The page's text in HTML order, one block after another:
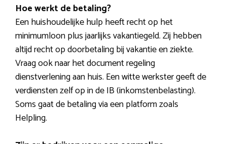
Hoe werkt de betaling?
Een huishoudelijke hulp heeft recht op het
minimumloon plus jaarlijks vakantiegeld. Zij hebben
altijd recht op doorbetaling bij vakantie en ziekte.
Vraag ook naar het document regeling
dienstverlening aan huis. Een witte werkster geeft de
verdiensten zelf op in de IB (inkomstenbelasting).
Soms gaat de betaling via een platform zoals
Helpling.